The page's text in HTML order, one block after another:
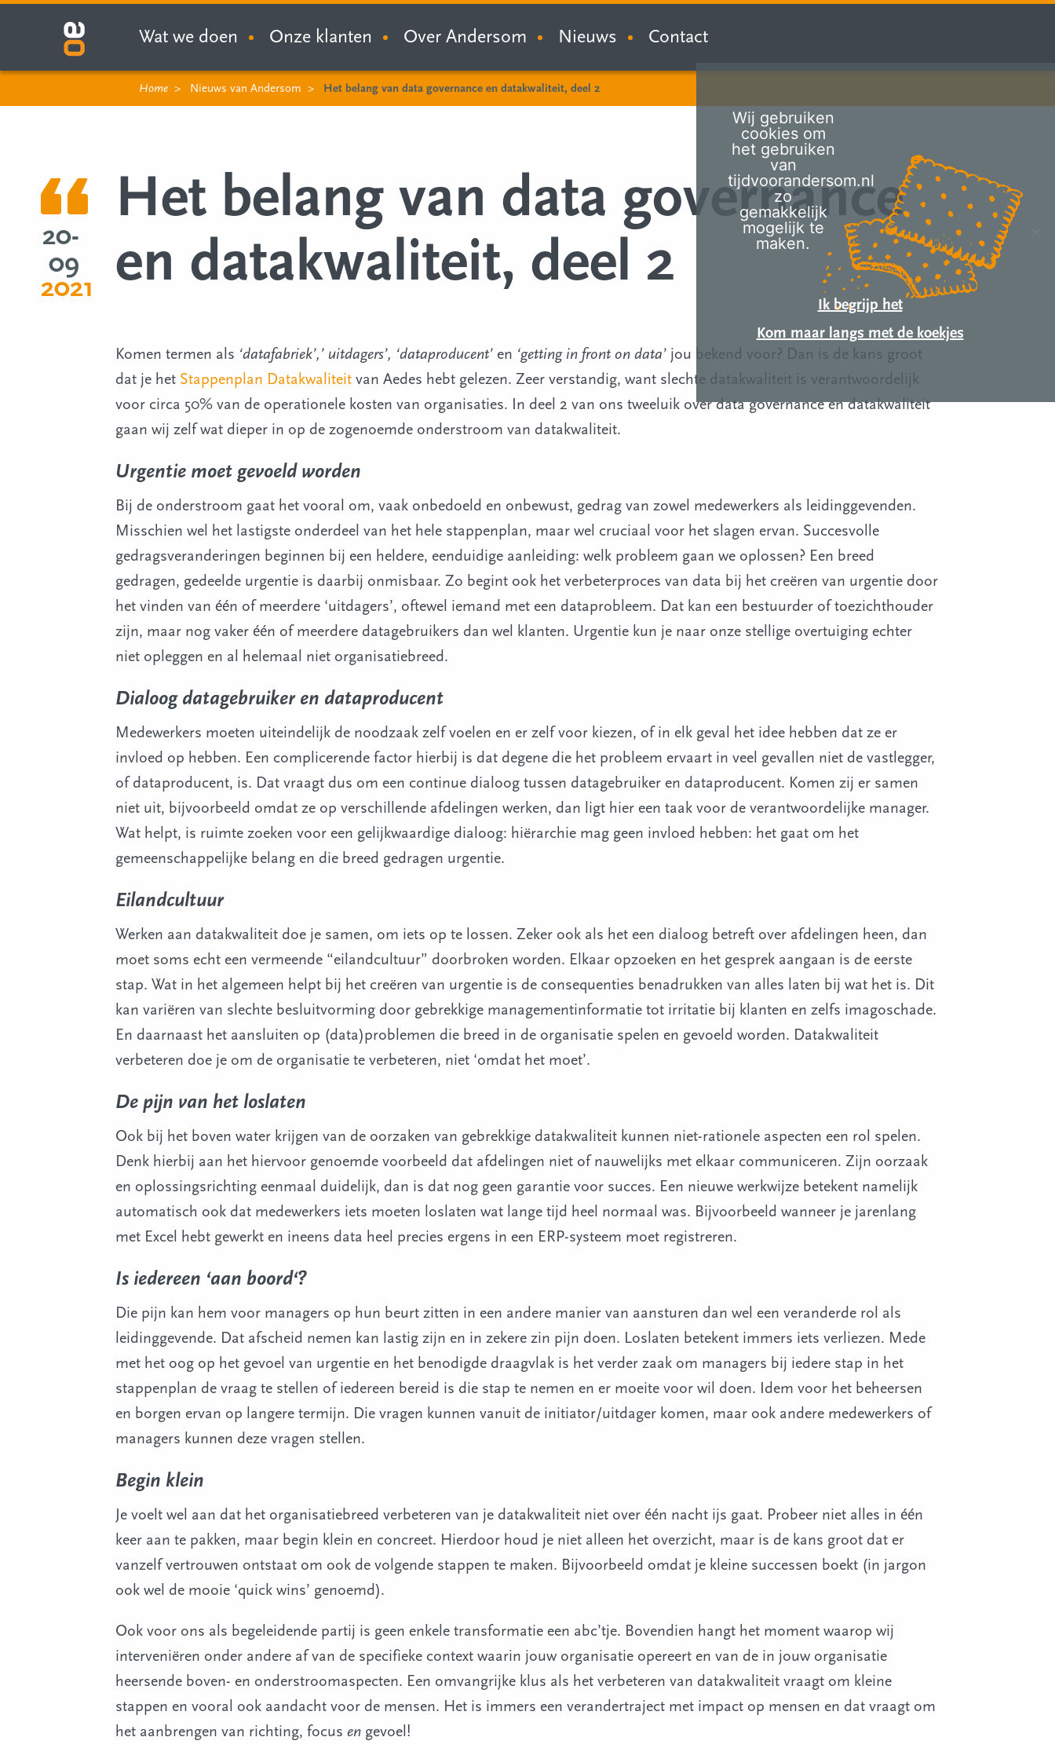
Wat we doen Onze klanten Over Andersom Nieuws Contact
Home Nieuws van Andersom Het belang van data governance en datakwaliteit, deel 2
20-
09
2021
Het belang van data governance
en datakwaliteit, deel 2
Komen termen als ‘datafabriek’,’ uitdagers’, ‘dataproducent’en ‘getting in front on data’jou bekend voor? Dan is de kans groot
dat je het Stappenplan Datakwaliteitvan Aedes hebt gelezen. Zeer verstandig, want slechte datakwaliteit is verantwoordelijk
voor circa 50% van de operationele kosten van organisaties. In deel 2 van ons tweeluik over data governance en datakwaliteit
gaan wij zelf wat dieper in op de zogenoemde onderstroom van datakwaliteit.
Urgentie moet gevoeld worden
Bij de onderstroom gaat het vooral om, vaak onbedoeld en onbewust, gedrag van zowel medewerkers als leidinggevenden.
Misschien wel het lastigste onderdeel van het hele stappenplan, maar wel cruciaal voor het slagen ervan. Succesvolle
gedragsveranderingen beginnen bij een heldere, eenduidige aanleiding: welk probleem gaan we oplossen? Een breed
gedragen, gedeelde urgentie is daarbij onmisbaar. Zo begint ook het verbeterproces van data bij het creëren van urgentie door
het vinden van één of meerdere ‘uitdagers’, oftewel iemand met een dataprobleem. Dat kan een bestuurder of toezichthouder
zijn, maar nog vaker één of meerdere datagebruikers dan wel klanten. Urgentie kun je naar onze stellige overtuiging echter
niet opleggen en al helemaal niet organisatiebreed.
Dialoog datagebruiker en dataproducent
Medewerkers moeten uiteindelijk de noodzaak zelf voelen en er zelf voor kiezen, of in elk geval het idee hebben dat ze er
invloed op hebben. Een complicerende factor hierbij is dat degene die het probleem ervaart in veel gevallen niet de vastlegger,
of dataproducent, is. Dat vraagt dus om een continue dialoog tussen datagebruiker en dataproducent. Komen zij er samen
niet uit, bijvoorbeeld omdat ze op verschillende afdelingen werken, dan ligt hier een taak voor de verantwoordelijke manager.
Wat helpt, is ruimte zoeken voor een gelijkwaardige dialoog: hiërarchie mag geen invloed hebben: het gaat om het
gemeenschappelijke belang en die breed gedragen urgentie.
Eilandcultuur
Werken aan datakwaliteit doe je samen, om iets op te lossen. Zeker ook als het een dialoog betreft over afdelingen heen, dan
moet soms echt een vermeende “eilandcultuur” doorbroken worden. Elkaar opzoeken en het gesprek aangaan is de eerste
stap. Wat in het algemeen helpt bij het creëren van urgentie is de consequenties benadrukken van alles laten bij wat het is. Dit
kan variëren van slechte besluitvorming door gebrekkige managementinformatie tot irritatie bij klanten en zelfs imagoschade.
En daarnaast het aansluiten op (data)problemen die breed in de organisatie spelen en gevoeld worden. Datakwaliteit
verbeteren doe je om de organisatie te verbeteren, niet ‘omdat het moet’.
De pijn van het loslaten
Ook bij het boven water krijgen van de oorzaken van gebrekkige datakwaliteit kunnen niet-rationele aspecten een rol spelen.
Denk hierbij aan het hiervoor genoemde voorbeeld dat afdelingen niet of nauwelijks met elkaar communiceren. Zijn oorzaak
en oplossingsrichting eenmaal duidelijk, dan is dat nog geen garantie voor succes. Een nieuwe werkwijze betekent namelijk
automatisch ook dat medewerkers iets moeten loslaten wat lange tijd heel normaal was. Bijvoorbeeld wanneer je jarenlang
met Excel hebt gewerkt en ineens data heel precies ergens in een ERP-systeem moet registreren.
Is iedereen ‘aan boord‘?
Die pijn kan hem voor managers op hun beurt zitten in een andere manier van aansturen dan wel een veranderde rol als
leidinggevende. Dat afscheid nemen kan lastig zijn en in zekere zin pijn doen. Loslaten betekent immers iets verliezen. Mede
met het oog op het gevoel van urgentie en het benodigde draagvlak is het verder zaak om managers bij iedere stap in het
stappenplan de vraag te stellen of iedereen bereid is die stap te nemen en er moeite voor wil doen. Idem voor het beheersen
en borgen ervan op langere termijn. Die vragen kunnen vanuit de initiator/uitdager komen, maar ook andere medewerkers of
managers kunnen deze vragen stellen.
Begin klein
Je voelt wel aan dat het organisatiebreed verbeteren van je datakwaliteit niet over één nacht ijs gaat. Probeer niet alles in één
keer aan te pakken, maar begin klein en concreet. Hierdoor houd je niet alleen het overzicht, maar is de kans groot dat er
vanzelf vertrouwen ontstaat om ook de volgende stappen te maken. Bijvoorbeeld omdat je kleine successen boekt (in jargon
ook wel de mooie ‘quick wins’ genoemd).
Ook voor ons als begeleidende partij is geen enkele transformatie een abc’tje. Bovendien hangt het moment waarop wij
interveniëren onder andere af van de specifieke context waarin jouw organisatie opereert en van de in jouw organisatie
heersende boven- en onderstroomaspecten. Een omvangrijke klus als het verbeteren van datakwaliteit vraagt om kleine
stappen en vooral ook aandacht voor de mensen. Het is immers een verandertraject met impact op mensen en dat vraagt om
het aanbrengen van richting, focus engevoel!
Wij gebruiken
cookies om
het gebruiken
van
tijdvoorandersom.nl
zo
gemakkelijk
mogelijk te
maken.
Ik begrijp het
Kom maar langs met de koekjes